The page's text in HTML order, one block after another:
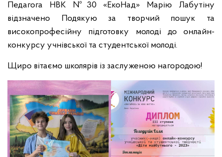
Педагога НВК №30 «ЕкоНад» Марію Лабутіну
відзначено Подякую за творчий пошук та
високопрофесійну підготовку молоді до онлайн-
конкурсу учнівської та студентської молоді.
Щиро вітаємо школярів із заслуженою нагородою!